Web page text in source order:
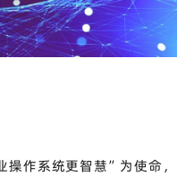
作系统更智慧”为使命，